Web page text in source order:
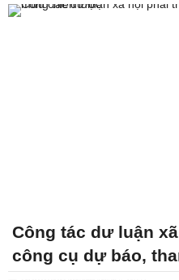
Công tác dư luận
công cụ dự báo,